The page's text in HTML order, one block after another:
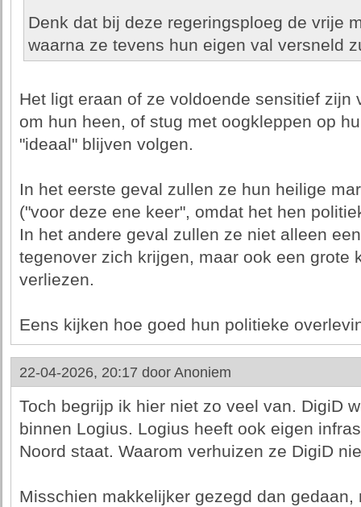
Denk dat bij deze regeringsploeg de vrije
waarna ze tevens hun eigen val versneld
Het ligt eraan of ze voldoende sensitief zijn
om hun heen, of stug met oogkleppen op
"ideaal" blijven volgen.
In het eerste geval zullen ze hun heilige
("voor deze ene keer", omdat het hen
In het andere geval zullen ze niet alleen
tegenover zich krijgen, maar ook een grote
verliezen.
Eens kijken hoe goed hun politieke
22-04-2026, 20:17 door Anoniem
Toch begrijp ik hier niet zo veel van. DigiD
binnen Logius. Logius heeft ook eigen
Noord staat. Waarom verhuizen ze DigiD
Misschien makkelijker gezegd dan